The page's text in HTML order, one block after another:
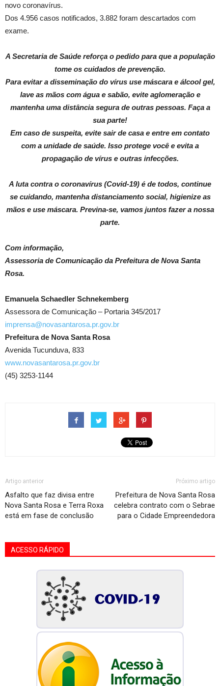
novo coronavírus.
Dos 4.956 casos notificados, 3.882 foram descartados com
exame.
A Secretaria de Saúde reforça o pedido para que a população
tome os cuidados de prevenção.
Para evitar a disseminação do vírus use máscara e álcool gel,
lave as mãos com água e sabão, evite aglomeração e
mantenha uma distância segura de outras pessoas. Faça a
sua parte!
Em caso de suspeita, evite sair de casa e entre em contato
com a unidade de saúde. Isso protege você e evita a
propagação de vírus e outras infecções.
A luta contra o coronavírus (Covid-19) é de todos, continue
se cuidando, mantenha distanciamento social, higienize as
mãos e use máscara. Previna-se, vamos juntos fazer a nossa
parte.
Com informação,
Assessoria de Comunicação da Prefeitura de Nova Santa
Rosa.
Emanuela Schaedler Schnekemberg
Assessora de Comunicação – Portaria 345/2017
imprensa@novasantarosa.pr.gov.br
Prefeitura de Nova Santa Rosa
Avenida Tucunduva, 833
www.novasantarosa.pr.gov.br
(45) 3253-1144
Artigo anterior
Asfalto que faz divisa entre
Nova Santa Rosa e Terra Roxa
está em fase de conclusão
Próximo artigo
Prefeitura de Nova Santa Rosa
celebra contrato com o Sebrae
para o Cidade Empreendedora
ACESSO RÁPIDO